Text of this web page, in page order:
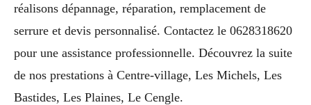
réalisons dépannage, réparation, remplacement de
serrure et devis personnalisé. Contactez le 0628318620
pour une assistance professionnelle. Découvrez la suite
de nos prestations à Centre-village, Les Michels, Les
Bastides, Les Plaines, Le Cengle.